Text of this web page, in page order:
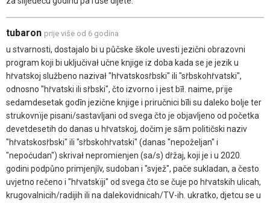
tubaron prije više od 6 godina
u stvarnosti, dostajalo bi u půčske škole uvesti jezični obrazovni
program koji bi uključivał učne knjige iz doba kada se je jezik u
hṙvatskoj službeno nazivał "hṙvatskosṙbski" ili "sṙbskohṙvatski",
odnosno "hṙvatski ili sṙbski", čto izvorno i jest bīł. naime, prïje
sedamdesetak godīn jezične knjige i priručnici bīli su daleko bolje ter
strukovnïje pisani/sastavljani od svega čto je objavljeno od početka
devetdesetih do danas u hṙvatskoj, dočim je sām političski naziv
"hṙvatskosṙbski" ili "sṙbskohṙvatski" (danas "nepoželjan" i
"nepoćudan") skrivał nepromienjen (sa/s) dṙžaj, koji je i u 2020.
godini podpůno primjenjīv, sudoban i "svjež", pače sukladan, a često
uvjetno rečeno i "hṙvatskïji" od svega čto se čuje po hṙvatskih ulicah,
krugovalnicih/radijih ili na dalekovidnicah/TV-ih. ukratko, djetcu se u